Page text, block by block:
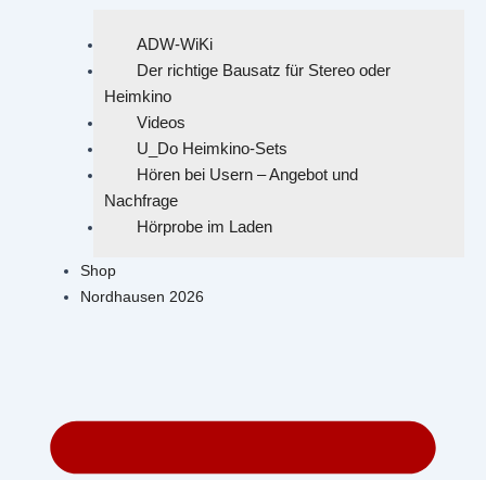
ADW-WiKi
Der richtige Bausatz für Stereo oder
Heimkino
Videos
U_Do Heimkino-Sets
Hören bei Usern – Angebot und
Nachfrage
Hörprobe im Laden
Shop
Nordhausen 2026